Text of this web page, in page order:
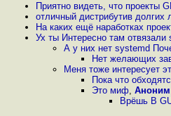
Приятно видеть, что проекты
отличный дистрибутив
На каких ещё наработках
Ух ты Интересно там
А у них нет systemd
Нет желающих
Меня тоже интересует
Пока что
Это миф, Аноним
Врёшь В